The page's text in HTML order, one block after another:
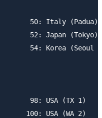
50:
52:
54:
98:
100: